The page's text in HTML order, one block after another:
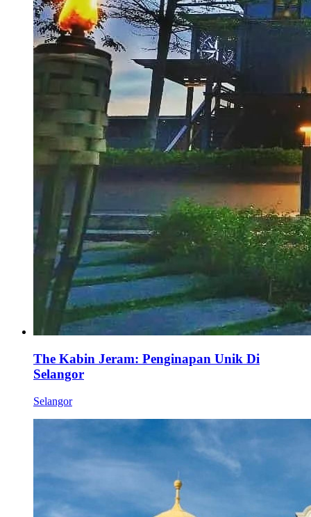
The Kabin Jeram: Penginapan Unik Di
Selangor
Selangor